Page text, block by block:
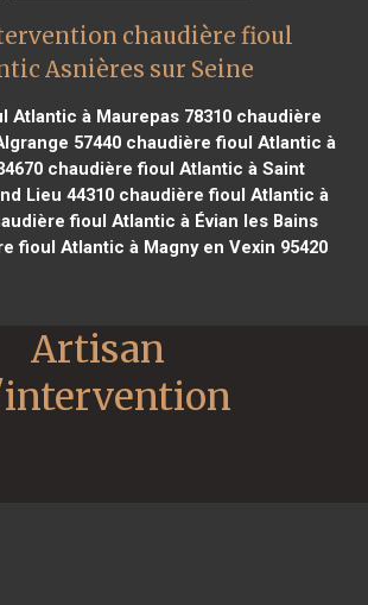
chaudière fioul
Asnières sur Seine
Atlantic à Maurepas 78310 chaudière
57440chaudière fioul Atlantic à
chaudière fioul Atlantic à Saint
Lieu 44310 chaudière fioul Atlantic à
fioul Atlantic à Évian les Bains
fioul Atlantic à Magny en Vexin 95420
Artisan